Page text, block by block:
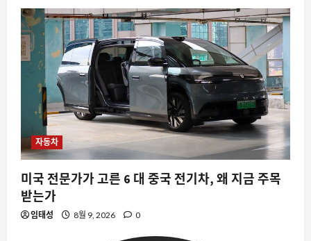
5
닛산이 중국 차를 베껴 개발 기간을 절반
으로 줄인 진짜 이유
8월 9, 2026 0
자동차
미국 전문가가 고른 6 대 중국 전기차, 왜 지금 주목
받는가
임태성 8월 9, 2026 0